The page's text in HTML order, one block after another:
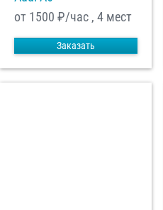
от 1500 ₽/час , 4 мест
Заказать